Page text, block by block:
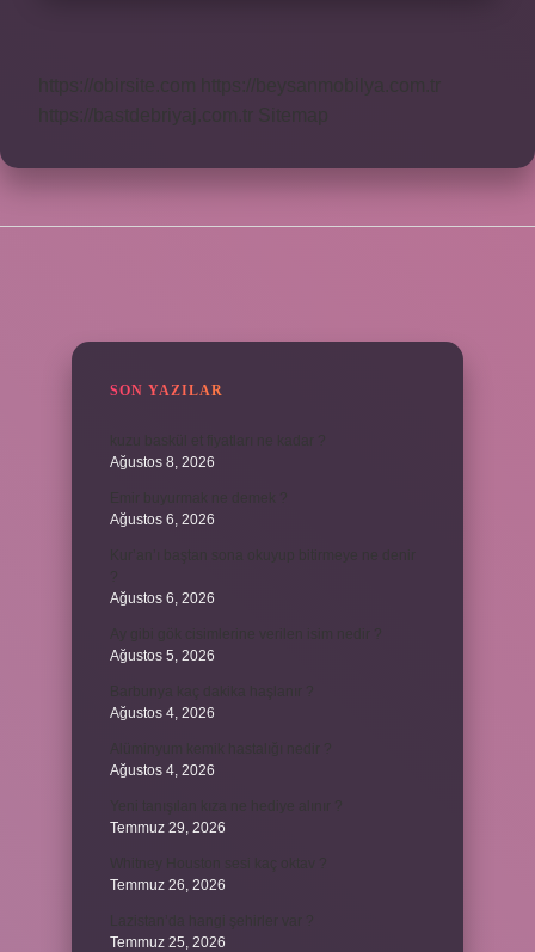
SON YAZILAR
Ağustos 8, 2026
Ağustos 6, 2026
Ağustos 6, 2026
Ağustos 5, 2026
Ağustos 4, 2026
Ağustos 4, 2026
Temmuz 29, 2026
Temmuz 26, 2026
Temmuz 25, 2026